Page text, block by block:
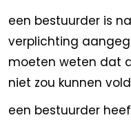
een bestuurder is
verplichting
moeten weten dat
niet zou kunnen
een bestuurder